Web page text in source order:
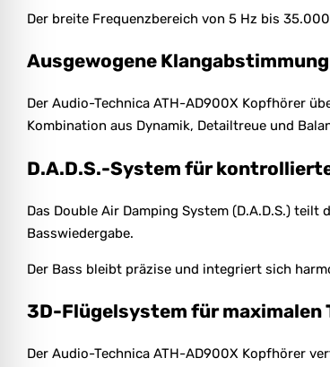
Der breite Frequenzbereich von 5 Hz bis
Ausgewogene
Der Audio-Technica ATH-AD900X Kopfhörer
Kombination aus Dynamik, Detailtreue und
D.A.D.S.-System für
Das Double Air Damping System (D.A.D.S.)
Basswiedergabe.
Der Bass bleibt präzise und integriert sich
3D-Flügelsystem für maximalen
Der Audio-Technica ATH-AD900X Kopfhörer